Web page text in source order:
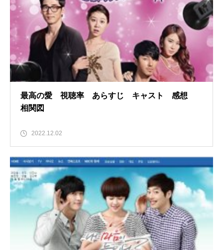
最高の愛 視聴率 あらすじ キャスト 感想
相関図
2022.12.02